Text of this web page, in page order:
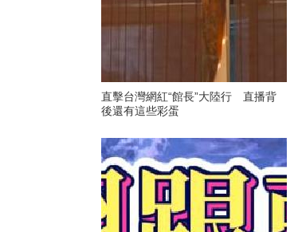
直擊台灣網紅“館長”大陸行 直播背
後還有這些彩蛋